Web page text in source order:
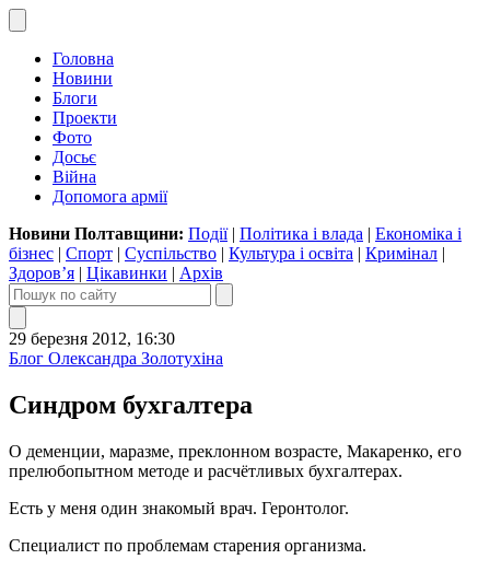
Головна
Новини
Блоги
Проекти
Фото
Досьє
Війна
Допомога армії
Новини Полтавщини: Події| Політика і влада | Економіка і
бізнес | Спорт | Суспільство | Культура і освіта | Кримінал |
Здоров’я | Цікавинки | Архів
29 березня 2012, 16:30
Блог Олександра Золотухіна
Синдром бухгалтера
О деменции, маразме, преклонном возрасте, Макаренко, его
прелюбопытном методе и расчётливых бухгалтерах.
Есть у меня один знакомый врач. Геронтолог.
Специалист по проблемам старения организма.